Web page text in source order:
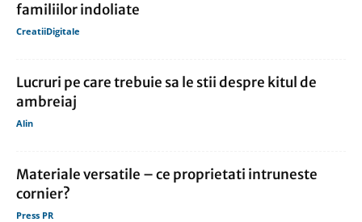
familiilor indoliate
CreatiiDigitale
Lucruri pe care trebuie sa le stii despre kitul de
ambreiaj
Alin
Materiale versatile – ce proprietati intruneste
cornier?
Press PR